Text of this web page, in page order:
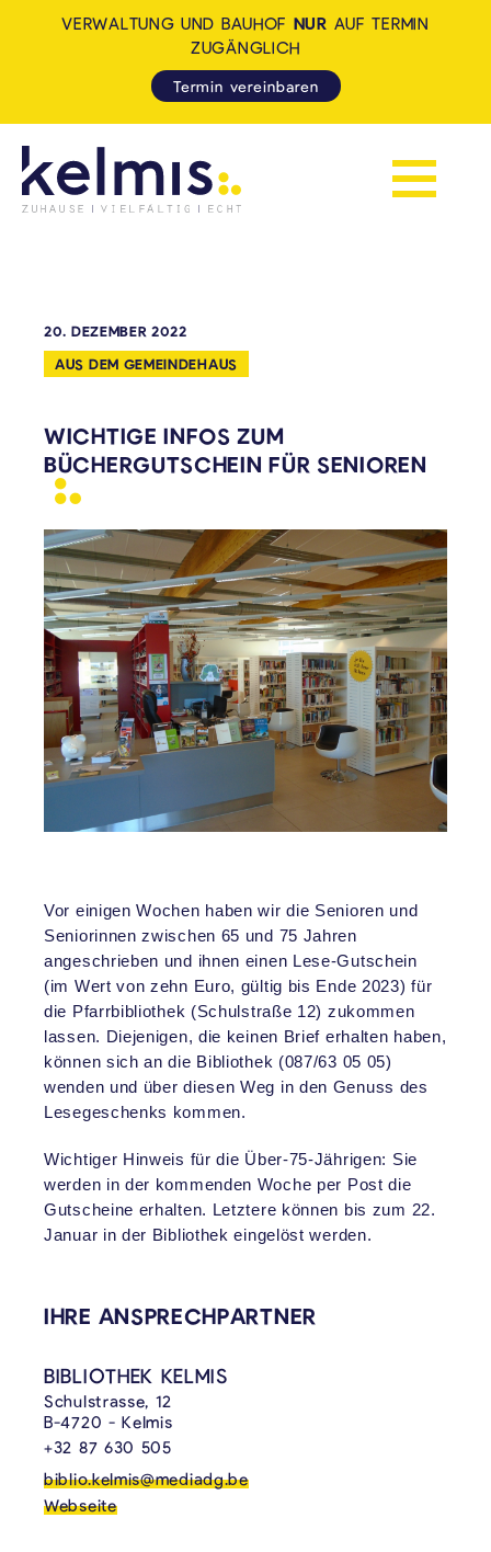
Navigation
VERWALTUNG UND BAUHOF NUR AUF TERMIN
ZUGÄNGLICH
Termin vereinbaren
20. DEZEMBER 2022
AUS DEM GEMEINDEHAUS
WICHTIGE INFOS ZUM
BÜCHERGUTSCHEIN FÜR SENIOREN
Vor einigen Wochen haben wir die Senioren und
Seniorinnen zwischen 65 und 75 Jahren
angeschrieben und ihnen einen Lese-Gutschein
(im Wert von zehn Euro, gültig bis Ende 2023) für
die Pfarrbibliothek (Schulstraße 12) zukommen
lassen. Diejenigen, die keinen Brief erhalten haben,
können sich an die Bibliothek (087/63 05 05)
wenden und über diesen Weg in den Genuss des
Lesegeschenks kommen.
Wichtiger Hinweis für die Über-75-Jährigen: Sie
werden in der kommenden Woche per Post die
Gutscheine erhalten. Letztere können bis zum 22.
Januar in der Bibliothek eingelöst werden.
VERKNÜPFTE INHALTE
IHRE ANSPRECHPARTNER
BIBLIOTHEK KELMIS
Schulstrasse, 12
B-4720 - Kelmis
+32 87 630 505
biblio.kelmis@mediadg.be
Webseite